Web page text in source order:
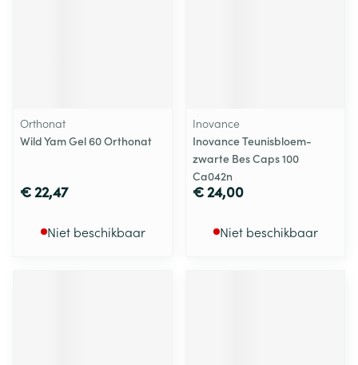
Orthonat
Wild Yam Gel 60 Orthonat
€ 22,47
Niet beschikbaar
Inovance
Inovance Teunisbloem-
zwarte Bes Caps 100
Ca042n
€ 24,00
Niet beschikbaar